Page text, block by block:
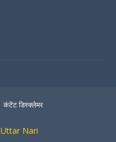
कंटेंट डिस्क्लेमर
Uttar Nari